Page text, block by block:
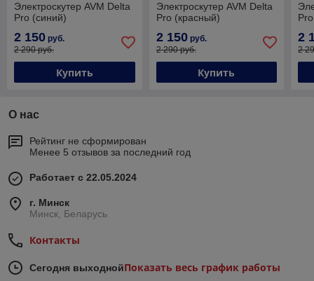
Электроскутер AVM Delta
Pro (синий)
2 150 руб.
2 290 руб.
Купить
Электроскутер AVM Delta
Pro (красный)
2 150руб.
2 290 руб.
Купить
2
2
О нас
Рейтинг не сформирован
Менее 5 отзывов за последний год
Работает с 22.05.2024
г. Минск
Минск, Беларусь
Контакты
Сегодня выходнойПоказать весь график работы